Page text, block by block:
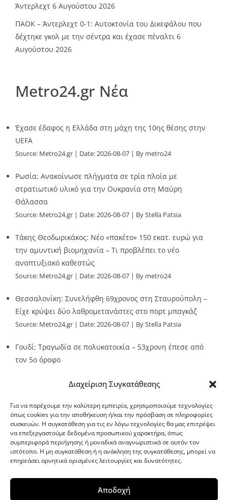
Διαχείριση Συγκατάθεσης
Για να παρέχουμε την καλύτερη εμπειρία, χρησιμοποιούμε τεχνολογίες
όπως cookies για την αποθήκευση ή/και την πρόσβαση σε πληροφορίες
συσκευών. Η συγκατάθεση για τις εν λόγω τεχνολογίες θα μας επιτρέψει
να επεξεργαστούμε δεδομένα προσωπικού χαρακτήρα, όπως
συμπεριφορά περιήγησης ή μοναδικά αναγνωριστικά σε αυτόν τον
ιστότοπο. Η μη συγκατάθεση ή η ανάκληση της συγκατάθεσης, μπορεί να
επηρεάσει αρνητικά ορισμένες λειτουργίες και δυνατότητες.
Αποδοχή
Άντερλεχτ 6 Αυγούστου 2026
ΠΑΟΚ – Άντερλεχτ 0-1: Αυτοκτονία του Δικεφάλου που
δέχτηκε γκολ με την σέντρα και έχασε πέναλτι 6
Αυγούστου 2026
Metro24.gr Νέα
Έχασε έδαφος η Ελλάδα στη μάχη της 10ης θέσης στην
UEFA
Source: Metro24.gr Date: 2026-08-07 By metro24
Ρωσία: Ανακοίνωσε πλήγματα σε τρία πλοία με
στρατιωτικό υλικό για την Ουκρανία στη Μαύρη
Θάλασσα
Source: Metro24.gr Date: 2026-08-07 By Stella Patsia
Τάκης Θεοδωρικάκος: Νέο «πακέτο» 150 εκατ. ευρώ για
την αμυντική βιομηχανία – Τι προβλέπει το νέο
αναπτυξιακό καθεστώς
Source: Metro24.gr Date: 2026-08-07 By metro24
Θεσσαλονίκη: Συνελήφθη 69χρονος στη Σταυρούπολη –
Είχε κρύψει δύο λαθρομετανάστες στο πορτ μπαγκάζ
Source: Metro24.gr Date: 2026-08-07 By Stella Patsia
Γουδί: Τραγωδία σε πολυκατοικία – 53χρονη έπεσε από
τον 5ο όροφο
G-point.gr